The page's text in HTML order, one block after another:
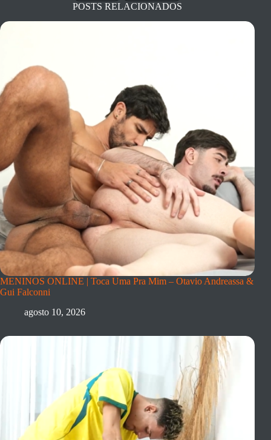
POSTS RELACIONADOS
MENINOS ONLINE | Toca Uma Pra Mim – Otavio Andreassa &
Gui Falconni
agosto 10, 2026